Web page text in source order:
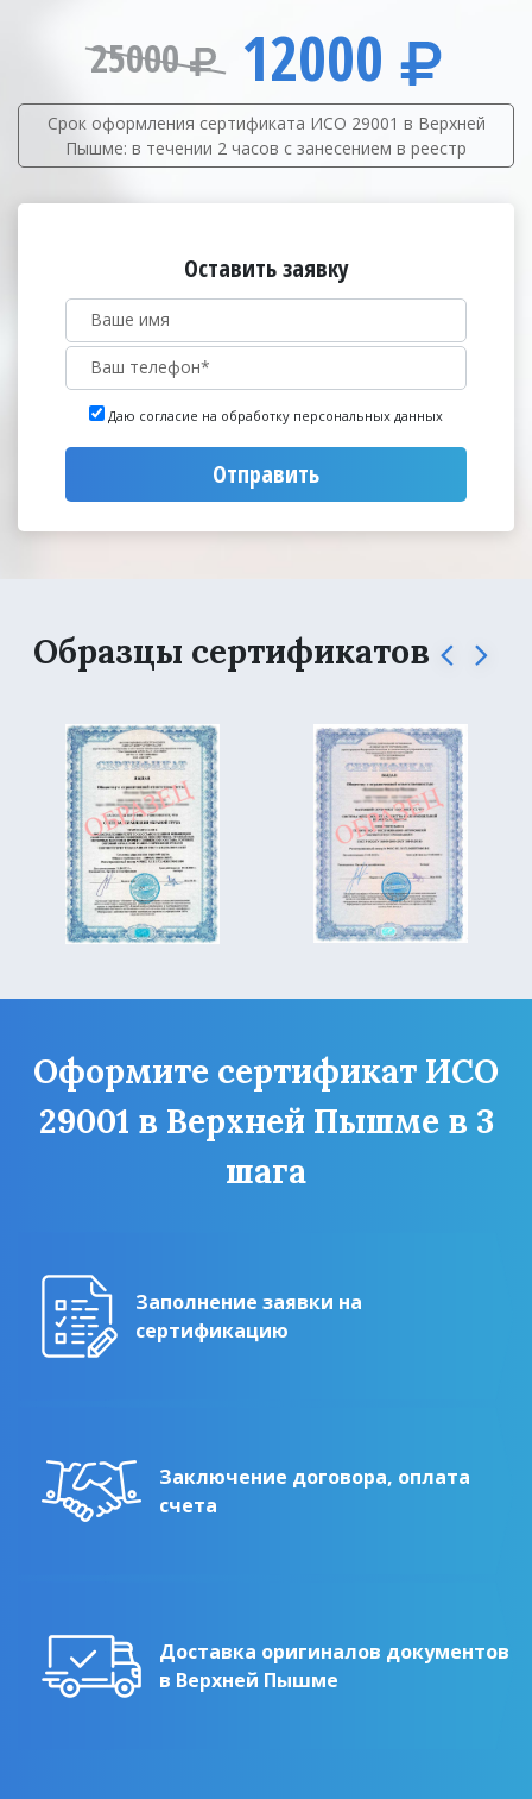
25000 12000
Срок оформления сертификата ИСО 29001 в Верхней
Пышме: в течении 2 часов с занесением в реестр
Оставить заявку
Даю согласие на обработку персональных данных
Отправить
Образцы сертификатов
Оформите сертификат ИСО
29001 в Верхней Пышме в 3
шага
Заполнение заявки на
сертификацию
Заключение договора, оплата
счета
Доставка оригиналов документов
в Верхней Пышме